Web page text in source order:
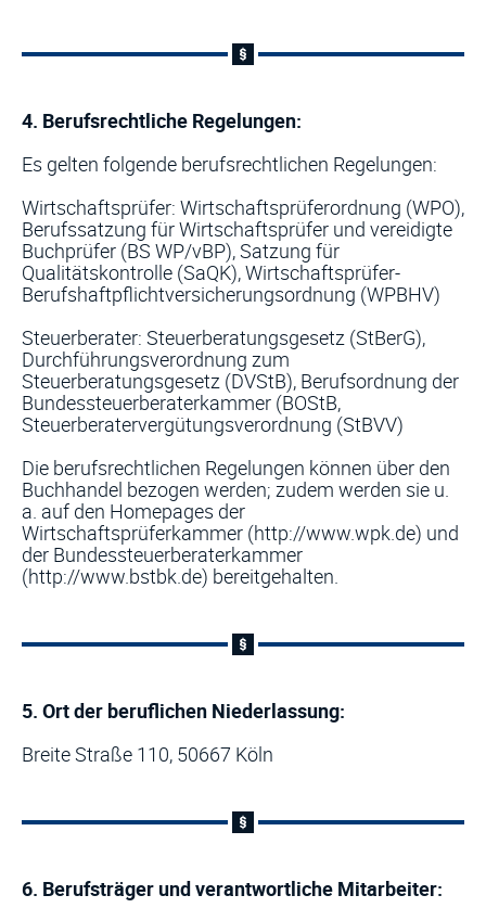
4. Berufsrechtliche Regelungen:
Es gelten folgende berufsrechtlichen Regelungen:
Wirtschaftsprüfer: Wirtschaftsprüferordnung (WPO),
Berufssatzung für Wirtschaftsprüfer und vereidigte
Buchprüfer (BS WP/vBP), Satzung für
Qualitätskontrolle (SaQK), Wirtschaftsprüfer-
Berufshaftpflichtversicherungsordnung (WPBHV)
Steuerberater: Steuerberatungsgesetz (StBerG),
Durchführungsverordnung zum
Steuerberatungsgesetz (DVStB), Berufsordnung der
Bundessteuerberaterkammer (BOStB,
Steuerberatervergütungsverordnung (StBVV)
Die berufsrechtlichen Regelungen können über den
Buchhandel bezogen werden; zudem werden sie u.
a. auf den Homepages der
Wirtschaftsprüferkammer (http://www.wpk.de) und
der Bundessteuerberaterkammer
(http://www.bstbk.de) bereitgehalten.
5. Ort der beruflichen Niederlassung:
Breite Straße 110, 50667 Köln
6. Berufsträger und verantwortliche Mitarbeiter: